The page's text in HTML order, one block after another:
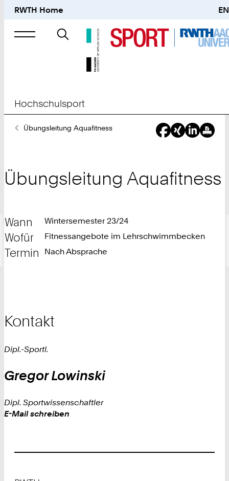
RWTH Home EN
Suche
nach
Hochschulsport
SieÜbungsleitung Aquafitness
Übungsleitung Aquafitness
Wann Wintersemester 23/24
Wofür Fitnessangebote im Lehrschwimmbecken
Termin Nach Absprache
Kontakt
Dipl.-Sportl.
Gregor Lowinski
Dipl. Sportwissenschaftler
Work
E-Mail schreiben